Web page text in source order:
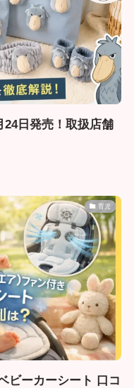
24日発売！取扱店舗
育児
ビーカーシート 口コ